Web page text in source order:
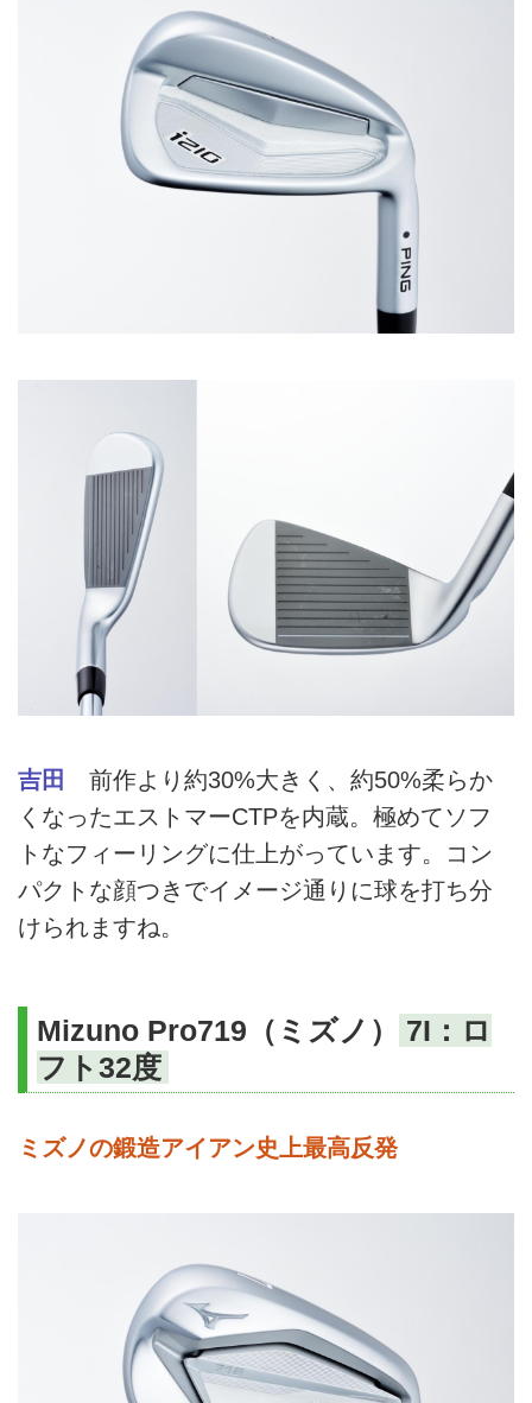
吉田
前作より約30%大きく、約50%柔らか
くなったエストマーCTPを内蔵。極めてソフ
トなフィーリングに仕上がっています。コン
パクトな顔つきでイメージ通りに球を打ち分
けられますね。
Mizuno Pro719（ミズノ）
7I：ロ
フト32度
ミズノの鍛造アイアン史上最高反発